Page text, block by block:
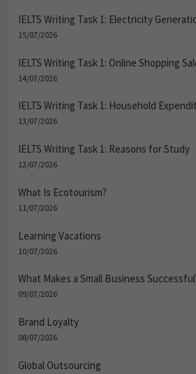
IELTS Writing Task 1: Electricity
15/07/2026
IELTS Writing Task 1: Online Shopping
14/07/2026
IELTS Writing Task 1: Household
13/07/2026
IELTS Writing Task 1: Reasons for Study
12/07/2026
What Is Ecotourism?
11/07/2026
Learning Vacations
10/07/2026
What Makes a Small Business
09/07/2026
Brand Loyalty
08/07/2026
Global Outsourcing